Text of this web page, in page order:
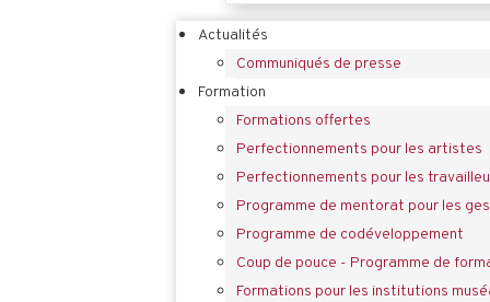
Actualités
Communiqués de presse
Formation
Formations offertes
Perfectionnements pour les artistes
Perfectionnements pour les
Programme de mentorat pour les
Programme de codéveloppement
Coup de pouce - Programme de
Formations pour les institutions